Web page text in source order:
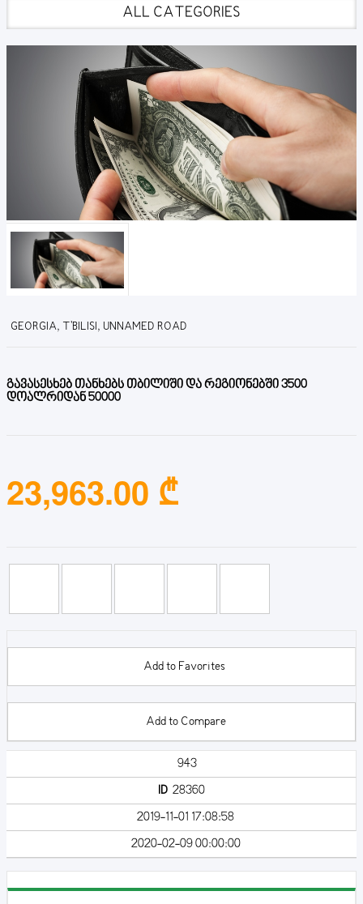
ALL CATEGORIES
GEORGIA, T'BILISI, UNNAMED ROAD
გავასესხებ თანხებს თბილიში და რეგიონებში 3500
დოალრიდან 50000
23,963.00 ₾
Add to Favorites
Add to Compare
943
ID28360
2019-11-01 17:08:58
2020-02-09 00:00:00